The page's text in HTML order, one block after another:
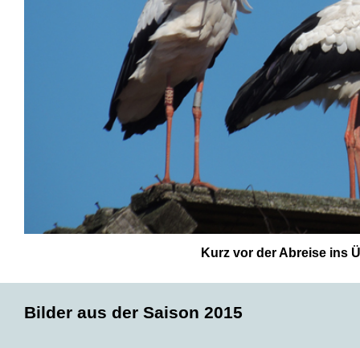
Kurz vor der Abreise ins
Bilder aus der Saison 2015